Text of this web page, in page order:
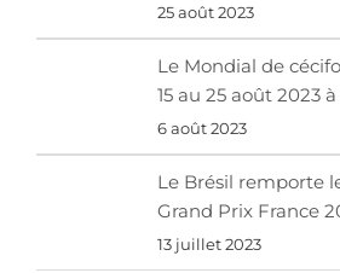
25 août 2023
Le Mondial de
15 au 25 août 2023
6 août 2023
Le Brésil remporte
Grand Prix France
13 juillet 2023